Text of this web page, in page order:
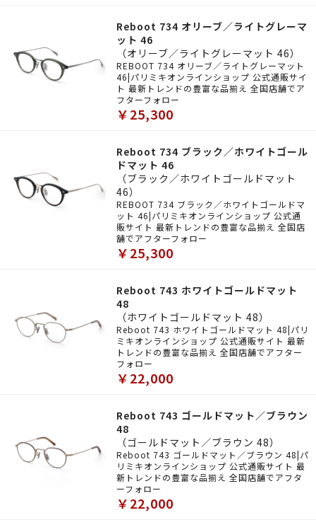
Reboot 734 オリーブ／ライトグレーマ
ット 46
（オリーブ／ライトグレーマット 46）
REBOOT 734 オリーブ／ライトグレーマット
46|パリミキオンラインショップ 公式通販サイ
ト 最新トレンドの豊富な品揃え 全国店舗でア
フターフォロー
￥25,300
Reboot 734 ブラック／ホワイトゴール
ドマット 46
（ブラック／ホワイトゴールドマット
46）
REBOOT 734 ブラック／ホワイトゴールドマ
ット 46|パリミキオンラインショップ 公式通
販サイト 最新トレンドの豊富な品揃え 全国店
舗でアフターフォロー
￥25,300
Reboot 743 ホワイトゴールドマット
48
（ホワイトゴールドマット 48）
Reboot 743 ホワイトゴールドマット 48|パリ
ミキオンラインショップ 公式通販サイト 最新
トレンドの豊富な品揃え 全国店舗でアフター
フォロー
￥22,000
Reboot 743 ゴールドマット／ブラウン
48
（ゴールドマット／ブラウン 48）
Reboot 743 ゴールドマット／ブラウン 48|パ
リミキオンラインショップ 公式通販サイト 最
新トレンドの豊富な品揃え 全国店舗でアフタ
ーフォロー
￥22,000